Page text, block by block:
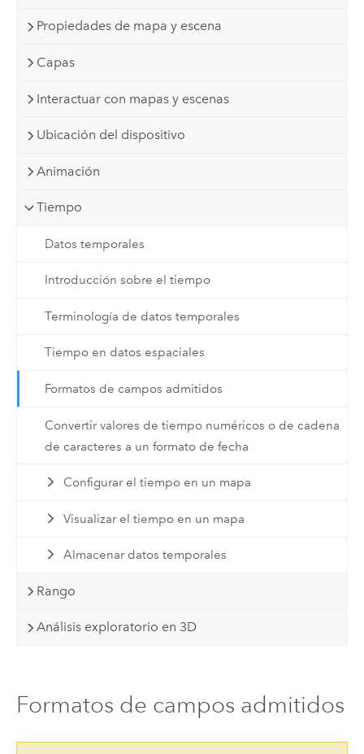
Propiedades de mapa y escena
Capas
Interactuar con mapas y escenas
Ubicación del dispositivo
Animación
Tiempo
Datos temporales
Introducción sobre el tiempo
Terminología de datos temporales
Tiempo en datos espaciales
Formatos de campos admitidos
Convertir valores de tiempo numéricos o de cadena
de caracteres a un formato de fecha
Configurar el tiempo en un mapa
Visualizar el tiempo en un mapa
Almacenar datos temporales
Rango
Análisis exploratorio en 3D
Formatos de campos admitidos